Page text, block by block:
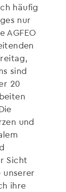
häufig
nur
AGFEO
sind
20
und
Sicht
unserer
ihre